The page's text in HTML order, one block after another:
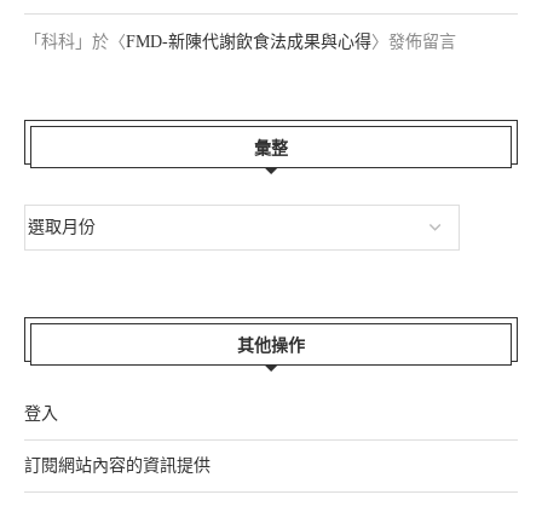
「 科科 」於〈FMD-新陳代謝飲食法成果與心得〉發佈留言
彙整
其他操作
登入
訂閱網站內容的資訊提供